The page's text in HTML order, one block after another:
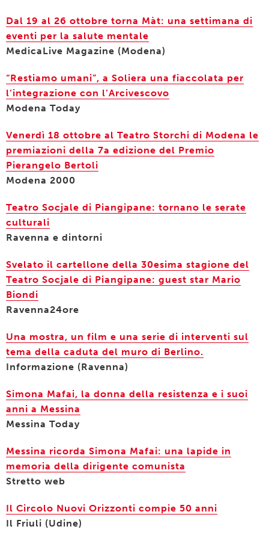
Dal 19 al 26 ottobre torna Màt: una settimana di
eventi per la salute mentale
MedicaLive Magazine (Modena)
“Restiamo umani”, a Soliera una fiaccolata per
l’integrazione con l’Arcivescovo
Modena Today
Venerdì 18 ottobre al Teatro Storchi di Modena le
premiazioni della 7a edizione del Premio
Pierangelo Bertoli
Modena 2000
Teatro Socjale di Piangipane: tornano le serate
culturali
Ravenna e dintorni
Svelato il cartellone della 30esima stagione del
Teatro Socjale di Piangipane: guest star Mario
Biondi
Ravenna24ore
Una mostra, un film e una serie di interventi sul
tema della caduta del muro di Berlino.
Informazione (Ravenna)
Simona Mafai, la donna della resistenza e i suoi
anni a Messina
Messina Today
Messina ricorda Simona Mafai: una lapide in
memoria della dirigente comunista
Stretto web
Il Circolo Nuovi Orizzonti compie 50 anni
Il Friuli (Udine)